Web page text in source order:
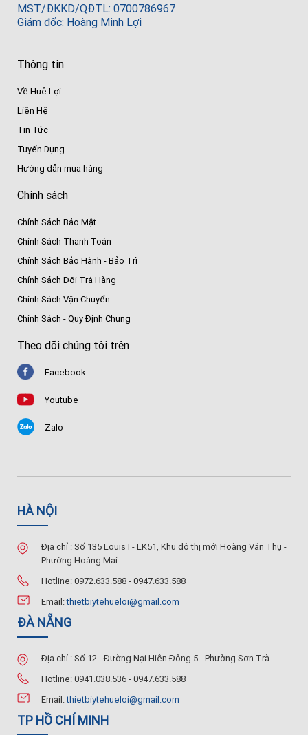
MST/ĐKKD/QĐTL: 0700786967
Giám đốc: Hoàng Minh Lợi
Thông tin
Về Huê Lợi
Liên Hệ
Tin Tức
Tuyển Dụng
Hướng dẫn mua hàng
Chính sách
Chính Sách Bảo Mật
Chính Sách Thanh Toán
Chính Sách Bảo Hành - Bảo Trì
Chính Sách Đổi Trả Hàng
Chính Sách Vận Chuyển
Chính Sách - Quy Định Chung
Theo dõi chúng tôi trên
Facebook
Youtube
Zalo
HÀ NỘI
Địa chỉ : Số 135 Louis I - LK51, Khu đô thị mới Hoàng Văn Thụ -
Phường Hoàng Mai
Hotline: 0972.633.588 - 0947.633.588
Email:thietbiytehueloi@gmail.com
ĐÀ NẴNG
Địa chỉ : Số 12 - Đường Nại Hiên Đông 5 - Phường Sơn Trà
Hotline: 0941.038.536 - 0947.633.588
Email:thietbiytehueloi@gmail.com
TP HỒ CHÍ MINH